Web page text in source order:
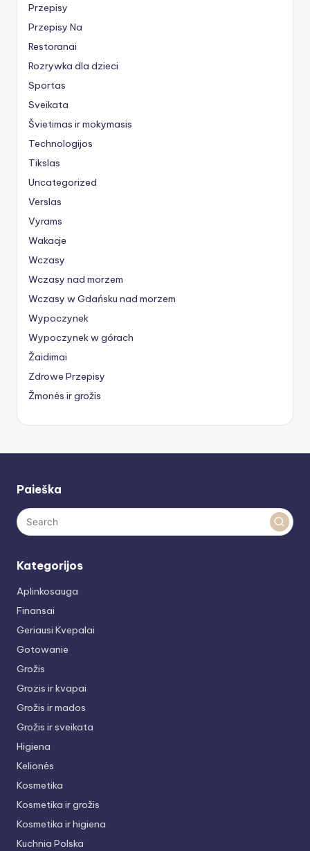
Przepisy
Przepisy Na
Restoranai
Rozrywka dla dzieci
Sportas
Sveikata
Švietimas ir mokymasis
Technologijos
Tikslas
Uncategorized
Verslas
Vyrams
Wakacje
Wczasy
Wczasy nad morzem
Wczasy w Gdańsku nad morzem
Wypoczynek
Wypoczynek w górach
Žaidimai
Zdrowe Przepisy
Žmonės ir grožis
Paieška
Kategorijos
Aplinkosauga
Finansai
Geriausi Kvepalai
Gotowanie
Grožis
Grozis ir kvapai
Grožis ir mados
Grožis ir sveikata
Higiena
Kelionės
Kosmetika
Kosmetika ir grožis
Kosmetika ir higiena
Kuchnia Polska